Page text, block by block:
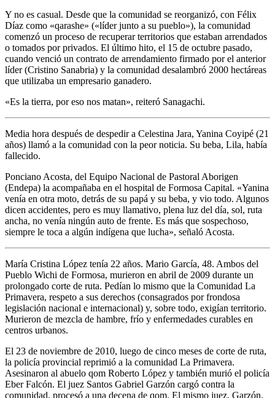
Y no es casual. Desde que la comunidad se reorganizó, con Félix
Díaz como «qarashe» («líder junto a su pueblo»), la comunidad
comenzó un proceso de recuperar territorios que estaban arrendados
o tomados por privados. El último hito, el 15 de octubre pasado,
cuando venció un contrato de arrendamiento firmado por el anterior
líder (Cristino Sanabria) y la comunidad desalambró 2000 hectáreas
que utilizaba un empresario ganadero.
«Es la tierra, por eso nos matan», reiteró Sanagachi.
Media hora después de despedir a Celestina Jara, Yanina Coyipé (21
años) llamó a la comunidad con la peor noticia. Su beba, Lila, había
fallecido.
Ponciano Acosta, del Equipo Nacional de Pastoral Aborigen
(Endepa) la acompañaba en el hospital de Formosa Capital. «Yanina
venía en otra moto, detrás de su papá y su beba, y vio todo. Algunos
dicen accidentes, pero es muy llamativo, plena luz del día, sol, ruta
ancha, no venía ningún auto de frente. Es más que sospechoso,
siempre le toca a algún indígena que lucha», señaló Acosta.
María Cristina López tenía 22 años. Mario García, 48. Ambos del
Pueblo Wichi de Formosa, murieron en abril de 2009 durante un
prolongado corte de ruta. Pedían lo mismo que la Comunidad La
Primavera, respeto a sus derechos (consagrados por frondosa
legislación nacional e internacional) y, sobre todo, exigían territorio.
Murieron de mezcla de hambre, frío y enfermedades curables en
centros urbanos.
El 23 de noviembre de 2010, luego de cinco meses de corte de ruta,
la policía provincial reprimió a la comunidad La Primavera.
Asesinaron al abuelo qom Roberto López y también murió el policía
Eber Falcón. El juez Santos Gabriel Garzón cargó contra la
comunidad, procesó a una decena de qom. El mismo juez, Garzón,